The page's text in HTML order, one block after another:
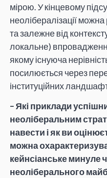
мірою. У кінцевому
неолібералізації
та залежне від
локальне)
якому існуюча
посилюється через
інституційних
– Які приклади
неоліберальним
навести і як ви
можна
кейнсіанське минуле
неоліберального